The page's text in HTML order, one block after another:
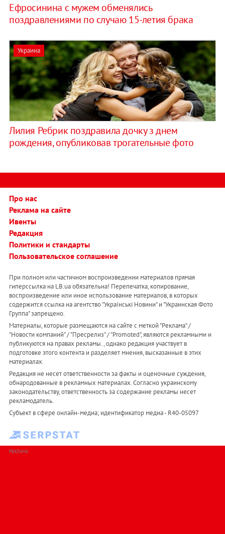
Ефросинина с мужем обменялись
поздравлениями по случаю 15-летия брака
Украина
Лилия Ребрик поздравила дочку з днем
рождения, опубликовав трогательные фото
Про нас
Реклама на сайте
Ивенты
Редакция
Политики и стандарты
Пользовательское соглашение
При полном или частичном воспроизведении материалов прямая
гиперссылка на LB.ua обязательна! Перепечатка, копирование,
воспроизведение или иное использование материалов, в которых
содержится ссылка на агентство "Українськi Новини" и "Украинская Фото
Группа" запрещено.
Материалы, которые размещаются на сайте с меткой "Реклама" /
"Новости компаний" / "Пресрелиз" / "Promoted", являются рекламными и
публикуются на правах рекламы. , однако редакция участвует в
подготовке этого контента и разделяет мнения, высказанные в этих
материалах.
Редакция не несет ответственности за факты и оценочные суждения,
обнародованные в рекламных материалах. Согласно украинскому
законодательству, ответственность за содержание рекламы несет
рекламодатель.
Субъект в сфере онлайн-медиа; идентификатор медиа - R40-05097
РЕКЛАМА